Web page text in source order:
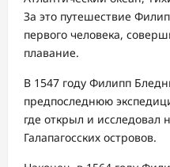
За это путешествие
первого человека,
плавание.
В 1547 году Филипп
предпоследнюю
где открыл и исследовал
Галапагосских островов.